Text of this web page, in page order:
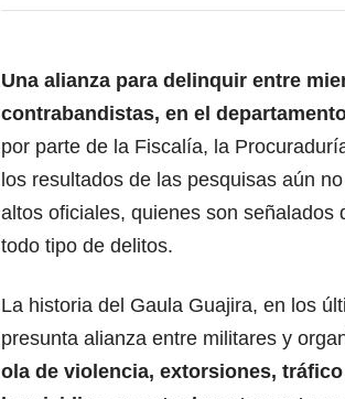
Una alianza para delinquir entre
contrabandistas, en el
por parte de la Fiscalía, la
los resultados de las pesquisas aún
altos oficiales, quienes son
todo tipo de delitos.
La historia del Gaula Guajira, en los
presunta alianza entre militares y
ola de violencia, extorsiones,